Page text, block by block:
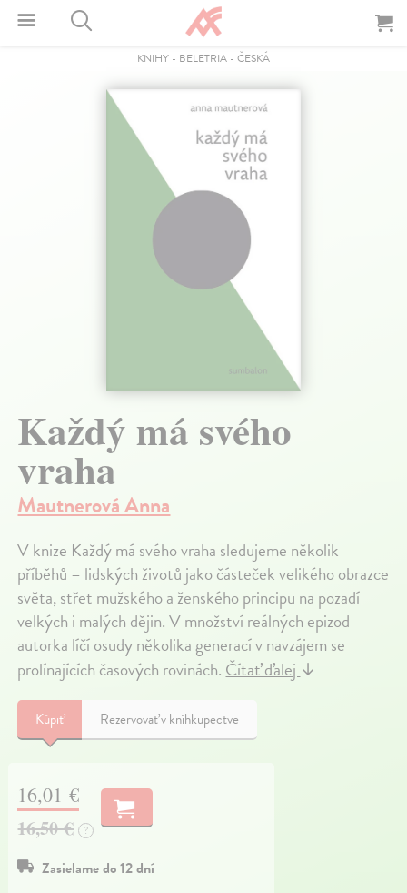
KNIHY - BELETRIA - ČESKÁ
Každý má svého
vraha
Mautnerová Anna
V knize Každý má svého vraha sledujeme několik
příběhů – lidských životů jako částeček velikého obrazce
světa, střet mužského a ženského principu na pozadí
velkých i malých dějin. V množství reálných epizod
autorka líčí osudy několika generací v navzájem se
prolínajících časových rovinách. Čítať ďalej ↓
Kúpiť Rezervovať v kníhkupectve
16,01 €
16,50 € ?
Zasielame do 12 dní